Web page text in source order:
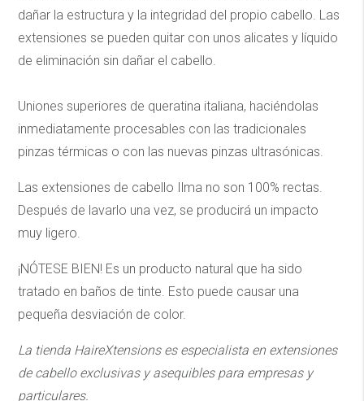
dañar la estructura y la integridad del propio cabello. Las
extensiones se pueden quitar con unos alicates y líquido
de eliminación sin dañar el cabello.
Uniones superiores de queratina italiana, haciéndolas
inmediatamente procesables con las tradicionales
pinzas térmicas o con las nuevas pinzas ultrasónicas.
Las extensiones de cabello Ilma no son 100% rectas.
Después de lavarlo una vez, se producirá un impacto
muy ligero.
¡NÓTESE BIEN! Es un producto natural que ha sido
tratado en baños de tinte. Esto puede causar una
pequeña desviación de color.
La tienda HaireXtensions es especialista en extensiones
de cabello exclusivas y asequibles para empresas y
particulares.